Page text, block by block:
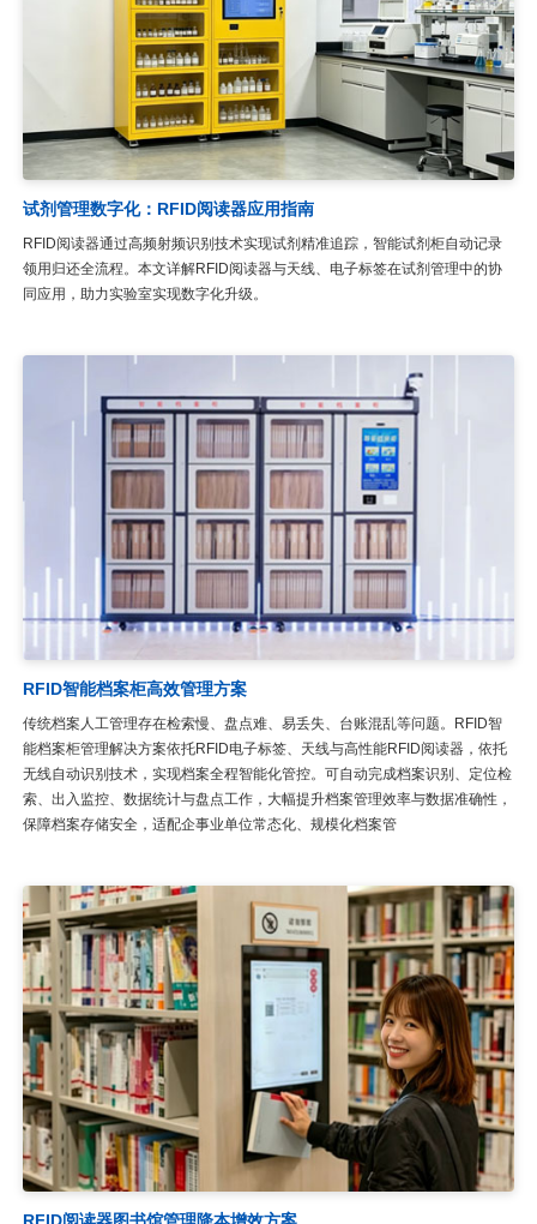
试剂管理数字化：RFID阅读器应用指南
RFID阅读器通过高频射频识别技术实现试剂精准追踪，智能试剂柜自动记录
领用归还全流程。本文详解RFID阅读器与天线、电子标签在试剂管理中的协
同应用，助力实验室实现数字化升级。
RFID智能档案柜高效管理方案
传统档案人工管理存在检索慢、盘点难、易丢失、台账混乱等问题。RFID智
能档案柜管理解决方案依托RFID电子标签、天线与高性能RFID阅读器，依托
无线自动识别技术，实现档案全程智能化管控。可自动完成档案识别、定位检
索、出入监控、数据统计与盘点工作，大幅提升档案管理效率与数据准确性，
保障档案存储安全，适配企事业单位常态化、规模化档案管